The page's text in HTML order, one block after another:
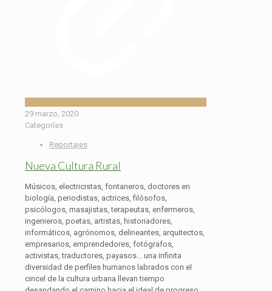
29 marzo, 2020
Categorías
Reportajes
Nueva Cultura Rural
Músicos, electricistas, fontaneros, doctores en
biología, periodistas, actrices, filósofos,
psicólogos, masajistas, terapeutas, enfermeros,
ingenieros, poetas, artistas, historiadores,
informáticos, agrónomos, delineantes, arquitectos,
empresarios, emprendedores, fotógrafos,
activistas, traductores, payasos… una infinita
diversidad de perfiles humanos labrados con el
cincel de la cultura urbana llevan tiempo